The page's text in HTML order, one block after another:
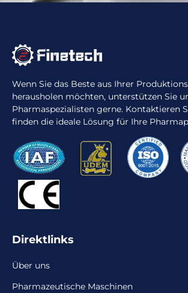
Wenn Sie das Beste aus Ihrer
herausholen möchten, unterstützen Sie
Pharmaspezialisten gerne. Kontaktieren
finden die ideale Lösung für Ihre
Direktlinks
Über uns
Pharmazeutische Maschinen